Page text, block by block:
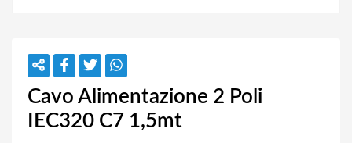
Cavo Alimentazione 2 Poli
IEC320 C7 1,5mt